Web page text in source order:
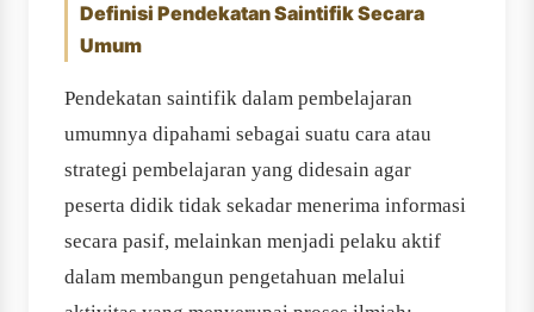
Definisi Pendekatan Saintifik Secara
Umum
Pendekatan saintifik dalam pembelajaran
umumnya dipahami sebagai suatu cara atau
strategi pembelajaran yang didesain agar
peserta didik tidak sekadar menerima informasi
secara pasif, melainkan menjadi pelaku aktif
dalam membangun pengetahuan melalui